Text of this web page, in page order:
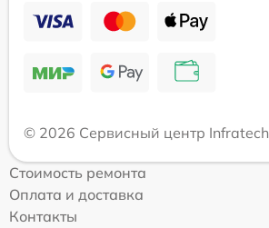
© 2026 Сервисный центр Infratech
Стоимость ремонта
Оплата и доставка
Контакты